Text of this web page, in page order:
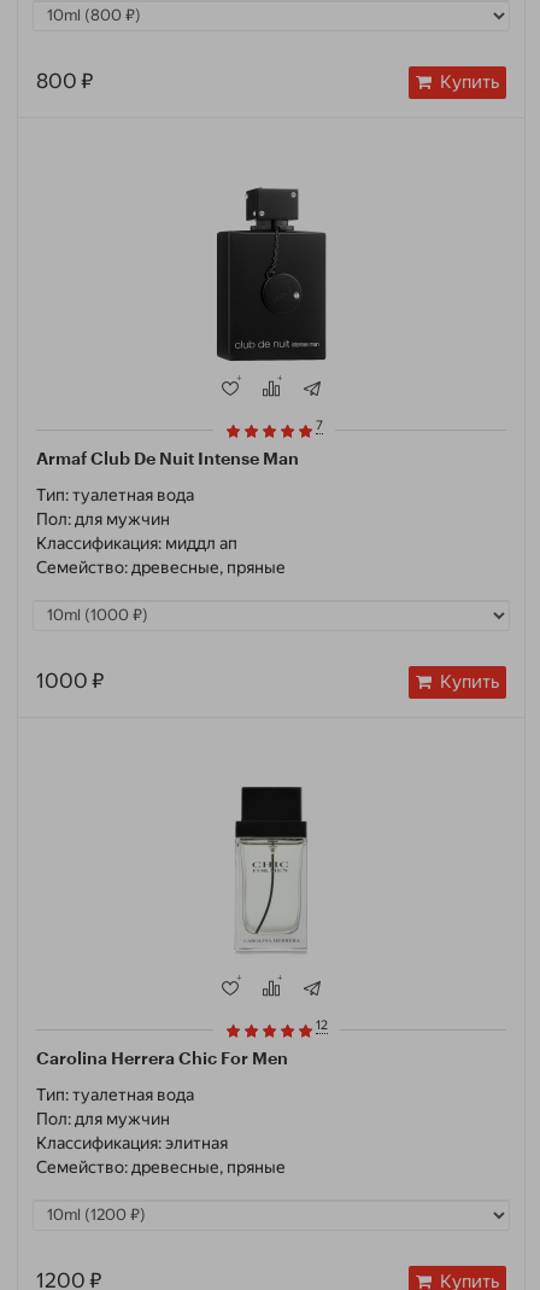
800 ₽ Купить
Armaf Club De Nuit Intense Man
7
Тип:туалетная вода
Пол: для мужчин
Классификация: миддл ап
Семейство: древесные, пряные
1000 ₽ Купить
Carolina Herrera Chic For Men
12
Тип:туалетная вода
Пол: для мужчин
Классификация:элитная
Семейство: древесные, пряные
1200 ₽ Купить